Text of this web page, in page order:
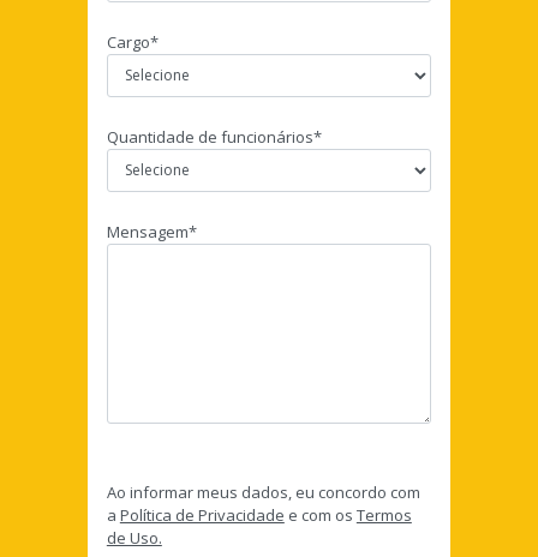
Cargo*
Quantidade de funcionários*
Mensagem*
Ao informar meus dados, eu concordo com
a Política de Privacidade e com os Termos
de Uso.